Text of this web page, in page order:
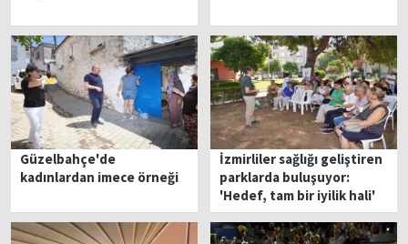
Güzelbahçe'de
kadınlardan imece örneği
İzmirliler sağlığı geliştiren
parklarda buluşuyor:
'Hedef, tam bir iyilik hali'